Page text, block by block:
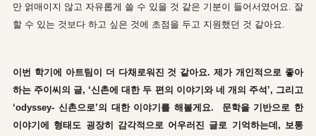
만 얽매이지 않고 자유롭게 쓸 수 있을 것 같은 기분이 들어서였어요. 잘
할 수 있는 것보다 하고 싶은 것에 초점을 두고 지원했던 것 같아요.
이번 학기에 아트팀이 더 다채로워진 것 같아요. 제가 개인적으로 좋아
하는 주이씨의 글, ‘신촌에 대한 두 편의 이야기와 네 개의 주석’, 그리고
‘odyssey- 신촌으로’의 대한 이야기를 해볼게요. 문학을 기반으로 한
이야기에 형태도 굉장히 감각적으로 어우러진 글로 기억하는데, 보통